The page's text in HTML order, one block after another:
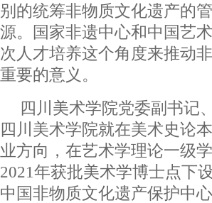
别的统筹非物质文化遗产的
源。国家非遗中心和中国艺
次人才培养这个角度来推动
重要的意义。
四川美术学院党委副书记
四川美术学院就在美术史论
业方向，在艺术学理论一级
2021年获批美术学博士点下
中国非物质文化遗产保护中